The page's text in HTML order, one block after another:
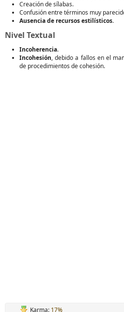
Creación de sílabas.
Confusión entre términos muy
Ausencia de recursos estilísticos.
Nivel Textual
Incoherencia.
Incohesión, debido a fallos en el
de procedimientos de cohesión.
Karma: 17%